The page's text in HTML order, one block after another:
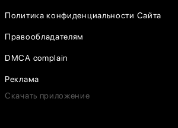
Политика конфиденциальности Сайта
Правообладателям
DMCA complain
Реклама
Скачать приложение